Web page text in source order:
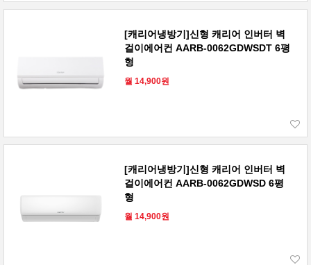
[캐리어냉방기]신형 캐리어 인버터 벽
걸이에어컨 AARB-0062GDWSDT 6평
형
월 14,900원
[캐리어냉방기]신형 캐리어 인버터 벽
걸이에어컨 AARB-0062GDWSD 6평
형
월 14,900원